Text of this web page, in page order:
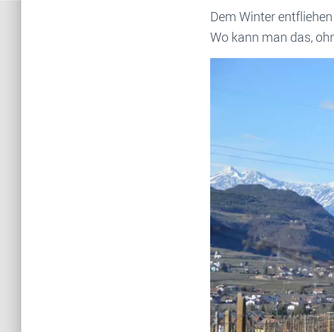
Dem Winter
Wo kann man das,